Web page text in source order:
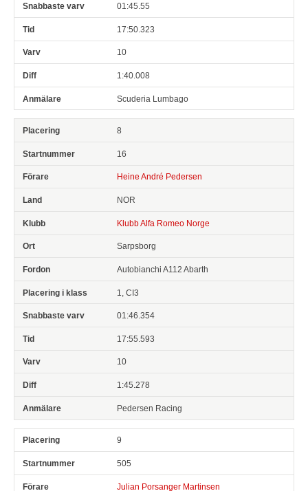
01:45.55
17:50.323
10
1:40.008
Scuderia Lumbago
8
16
Heine André Pedersen
NOR
Klubb Alfa Romeo Norge
Sarpsborg
Autobianchi A112 Abarth
1, CI3
01:46.354
17:55.593
10
1:45.278
Pedersen Racing
9
505
Julian Porsanger Martinsen